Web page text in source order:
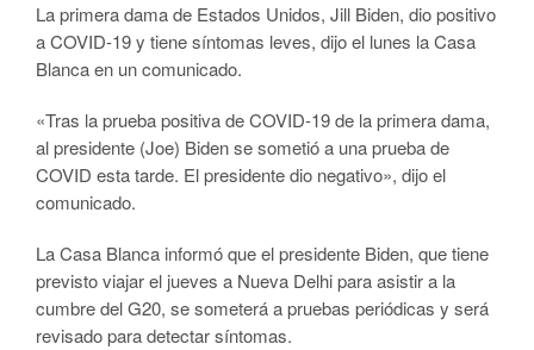
La primera dama de Estados Unidos, Jill Biden, dio positivo
a COVID-19 y tiene síntomas leves, dijo el lunes la Casa
Blanca en un comunicado.
«Tras la prueba positiva de COVID-19 de la primera dama,
al presidente (Joe) Biden se sometió a una prueba de
COVID esta tarde. El presidente dio negativo», dijo el
comunicado.
La Casa Blanca informó que el presidente Biden, que tiene
previsto viajar el jueves a Nueva Delhi para asistir a la
cumbre del G20, se someterá a pruebas periódicas y será
revisado para detectar síntomas.